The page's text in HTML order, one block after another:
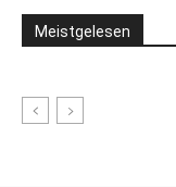
Meistgelesen